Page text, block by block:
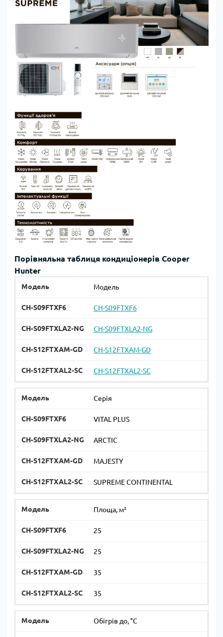
Порівняльна таблиця кондиціонерів Cooper
Hunter
Модель
CH-S09FTXF6
CH-S09FTXLA2-NG
CH-S12FTXAM-GD
CH-S12FTXAL2-SC
Серія
VITAL PLUS
ARCTIC
MAJESTY
SUPREME CONTINENTAL
Площа, м²
25
25
35
35
Обігрів до, °C